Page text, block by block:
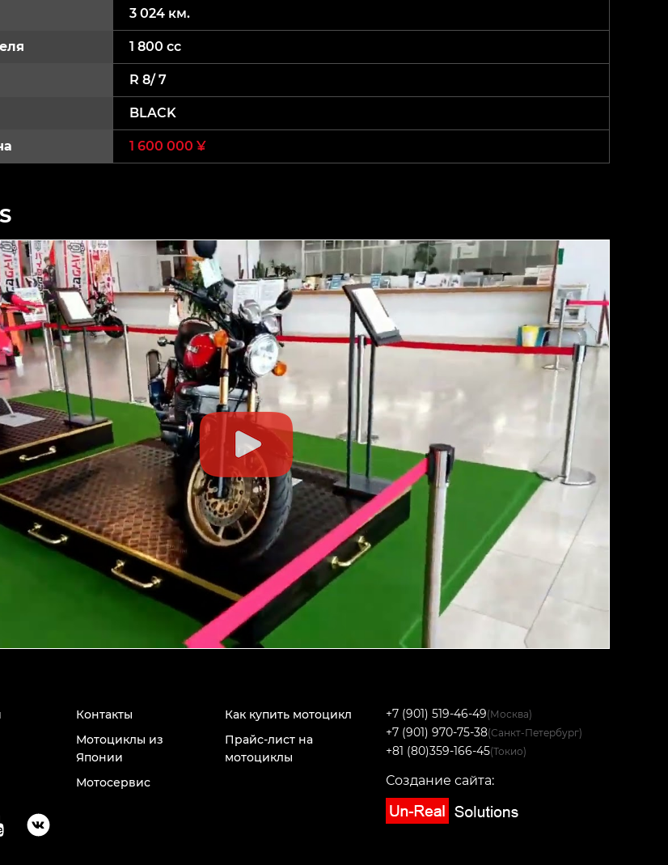
3 024 км.
1 800 cc
R 8/ 7
BLACK
1 600 000 ¥
Контакты
Мотоциклы из
Японии
Мотосервис
Как купить мотоцикл
Прайс-лист на
мотоциклы
+7 (901) 519-46-49(Москва)
+7 (901) 970-75-38(Санкт-Петербург)
+81 (80)359-166-45(Токио)
Создание сайта: